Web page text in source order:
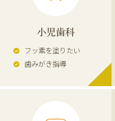
小児歯科
フッ素を塗りたい
歯みがき指導